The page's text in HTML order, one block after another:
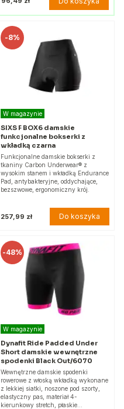
-8%
W magazynie
SIXS F BOX6 damskie
funkcjonalne bokserki z
wkładką czarna
Funkcjonalne damskie bokserki z
tkaniny Carbon Underwear® z
wysokim stanem i wkładką Endurance
Pad, antybakteryjne, oddychające,
bezszwowe, ergonomiczny krój.
257,99 zł Do koszyka
-48%
W magazynie
Dynafit Ride Padded Under
Short damskie wewnętrzne
spodenki Black Out/6070
Wewnętrzne damskie spodenki
rowerowe z włoską wkładką wykonane
z lekkiej siatki, noszone pod szorty,
elastyczny pas, materiał 4-
kierunkowy stretch, płaskie…